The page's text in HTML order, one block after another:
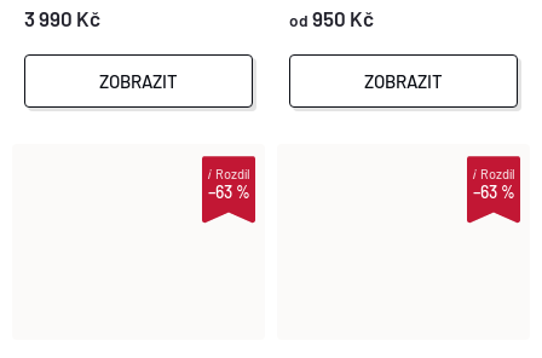
3 990 Kč
ZOBRAZIT
od 950 Kč
ZOBRAZIT
–63 %
iRozdíl
–63 %
iRozdíl